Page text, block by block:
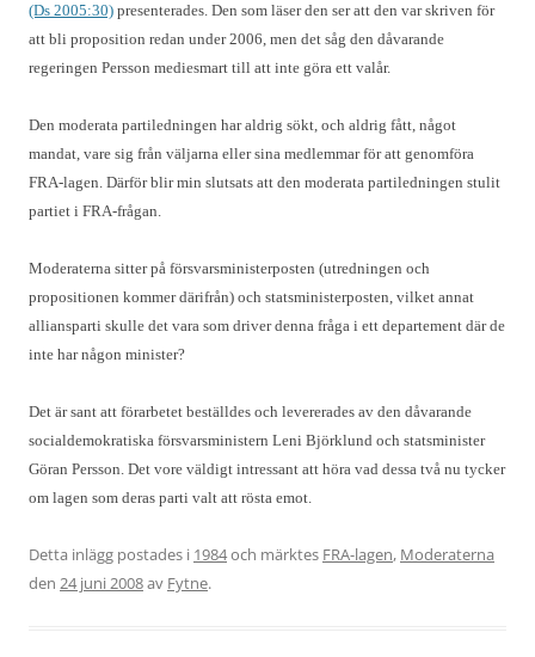
(Ds 2005:30) presenterades. Den som läser den ser att den var skriven för
att bli proposition redan under 2006, men det såg den dåvarande
regeringen Persson mediesmart till att inte göra ett valår.
Den moderata partiledningen har aldrig sökt, och aldrig fått, något
mandat, vare sig från väljarna eller sina medlemmar för att genomföra
FRA-lagen. Därför blir min slutsats att den moderata partiledningen stulit
partiet i FRA-frågan.
Moderaterna sitter på försvarsministerposten (utredningen och
propositionen kommer därifrån) och statsministerposten, vilket annat
alliansparti skulle det vara som driver denna fråga i ett departement där de
inte har någon minister?
Det är sant att förarbetet beställdes och levererades av den dåvarande
socialdemokratiska försvarsministern Leni Björklund och statsminister
Göran Persson. Det vore väldigt intressant att höra vad dessa två nu tycker
om lagen som deras parti valt att rösta emot.
Detta inlägg postades i 1984och märktes FRA-lagen, Moderaterna
den 24 juni 2008av Fytne.